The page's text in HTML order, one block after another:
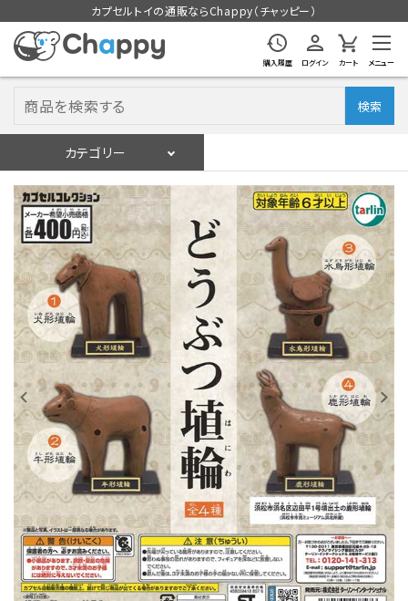
カプセルトイの通販ならChappy（チャッピー）
購入履歴 ログイン カート メニュー
検索
カテゴリー
ログイン 会員登録
入荷スケジュールをチェック
カプセルトイマシン本体
カプセルトイ
販促用空カプセル
レンタル
景品・玩具・文具
販促用カプセルトイ